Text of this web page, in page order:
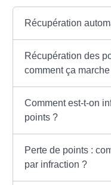
Récupération
Récupération des
comment ça
Comment est-t-on
points ?
Perte de points :
par infraction ?